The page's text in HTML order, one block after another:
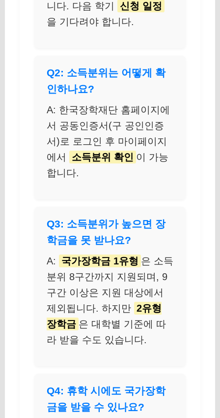
니다. 다음 학기
신청 일정
을 기다려야 합니다.
Q2: 소득분위는 어떻게 확
인하나요?
A: 한국장학재단 홈페이지에
서 공동인증서(구 공인인증
서)로 로그인 후 마이페이지
에서
소득분위 확인 이 가능
합니다.
Q3: 소득분위가 높으면 장
학금을 못 받나요?
A: 국가장학금 1유형 은 소득
분위 8구간까지 지원되며, 9
구간 이상은 지원 대상에서
제외됩니다. 하지만 2유형
장학금 은 대학별 기준에 따
라 받을 수도 있습니다.
Q4: 휴학 시에도 국가장학
금을 받을 수 있나요?